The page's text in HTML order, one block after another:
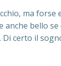
ma forse
bello se
certo il